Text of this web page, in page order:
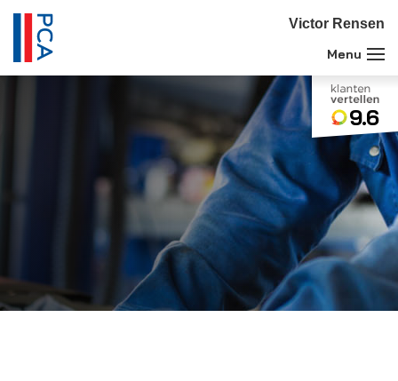
Victor Rensen
9.6